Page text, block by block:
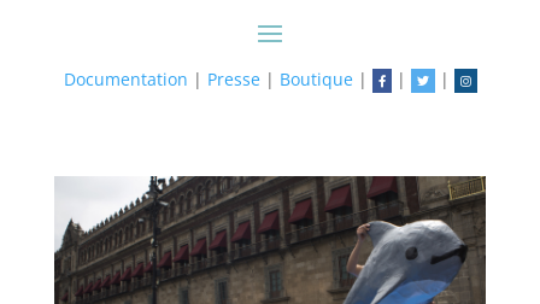
Documentation | Presse| Boutique| | |